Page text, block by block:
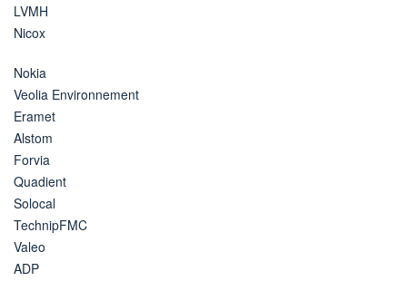
LVMH
Nicox
Nokia
Veolia Environnement
Eramet
Alstom
Forvia
Quadient
Solocal
TechnipFMC
Valeo
ADP